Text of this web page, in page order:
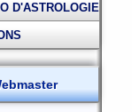
D'ASTROLOGIE